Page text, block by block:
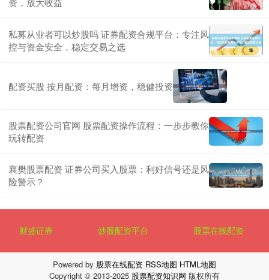
私募从业者可以炒股吗 证券配资合规平台：专注风
控与资金安全，稳定交易之选
配资买股 按月配资：每月增资，稳健投资
股票配资公司官网 股票配资操作流程：一步步教你
玩转配资
襄樊股票配资 证券公司买入股票：利好信号还是风
险警示？
财盛证券 炒股配资平台 股票在线配资
Powered by 股票在线配资 RSS地图 HTML地图
Copyright © 2013-2025 股票配资知识网 版权所有